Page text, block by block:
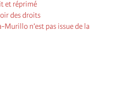
et réprimé
des droits
n’est pas issue de la